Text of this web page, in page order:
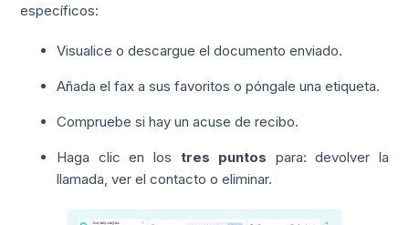
específicos:
Visualice o descargue el documento enviado.
Añada el fax a sus favoritos o póngale una etiqueta.
Compruebe si hay un acuse de recibo.
Haga clic en los tres puntos para: devolver la
llamada, ver el contacto o eliminar.